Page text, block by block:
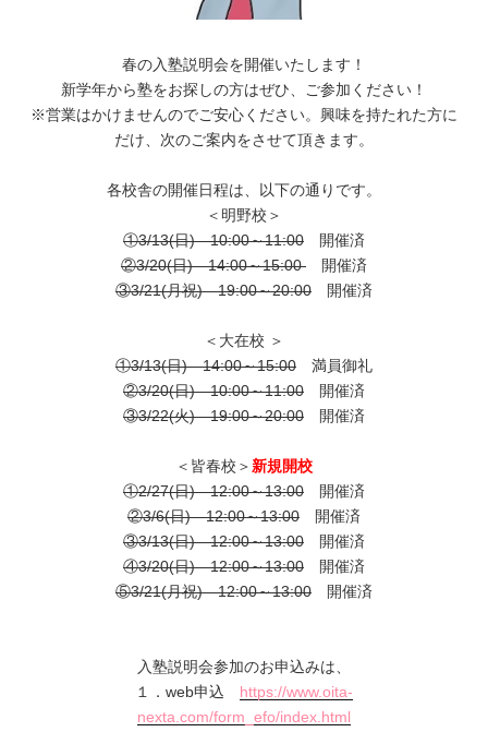
春の入塾説明会を開催いたします！
新学年から塾をお探しの方はぜひ、ご参加ください！
※営業はかけませんのでご安心ください。興味を持たれた方に
だけ、次のご案内をさせて頂きます。
各校舎の開催日程は、以下の通りです。
＜明野校＞
①3/13(日) 10:00～11:00 開催済
②3/20(日) 14:00～15:00 開催済
③3/21(月祝) 19:00～20:00 開催済
＜大在校 ＞
①3/13(日) 14:00～15:00 満員御礼
②3/20(日) 10:00～11:00 開催済
③3/22(火) 19:00～20:00 開催済
＜皆春校＞新規開校
①2/27(日) 12:00～13:00 開催済
②3/6(日) 12:00～13:00 開催済
③3/13(日) 12:00～13:00 開催済
④3/20(日) 12:00～13:00 開催済
⑤3/21(月祝) 12:00～13:00 開催済
入塾説明会参加のお申込みは、
１．web申込 https://www.oita-
nexta.com/form_efo/index.html